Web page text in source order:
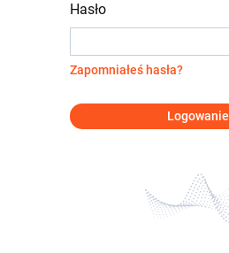
Hasło
Zapomniałeś hasła?
Logowanie